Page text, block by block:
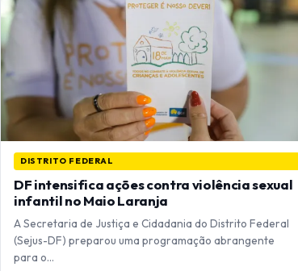
DISTRITO FEDERAL
DF intensifica ações contra violência sexual
infantil no Maio Laranja
A Secretaria de Justiça e Cidadania do Distrito Federal
(Sejus-DF) preparou uma programação abrangente
para o…